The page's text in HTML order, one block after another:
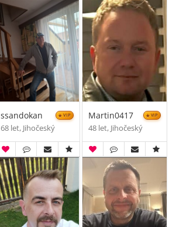
ssandokan VIP
68 let, Jihočeský
Martin0417 VIP
48 let, Jihočeský